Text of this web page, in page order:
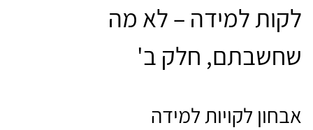
לקות למידה – לא מה
שחשבתם, חלק ב'
אבחון לקויות למידה